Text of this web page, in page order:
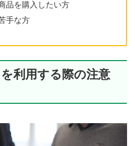
品を購入したい方
手な方
利用する際の注意